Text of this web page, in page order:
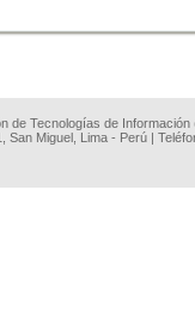
de Tecnologías de
San Miguel, Lima - Perú |